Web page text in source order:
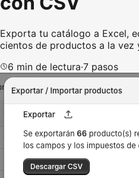
Exporta tu catálogo a Excel,
cientos de productos a la vez
6 min de lectura·7 pasos